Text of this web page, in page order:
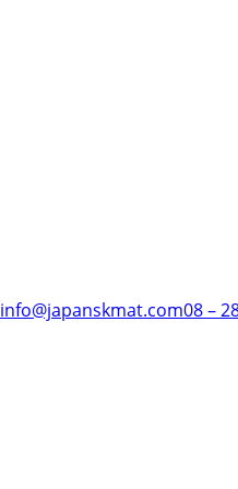
info@japanskmat.com08 –